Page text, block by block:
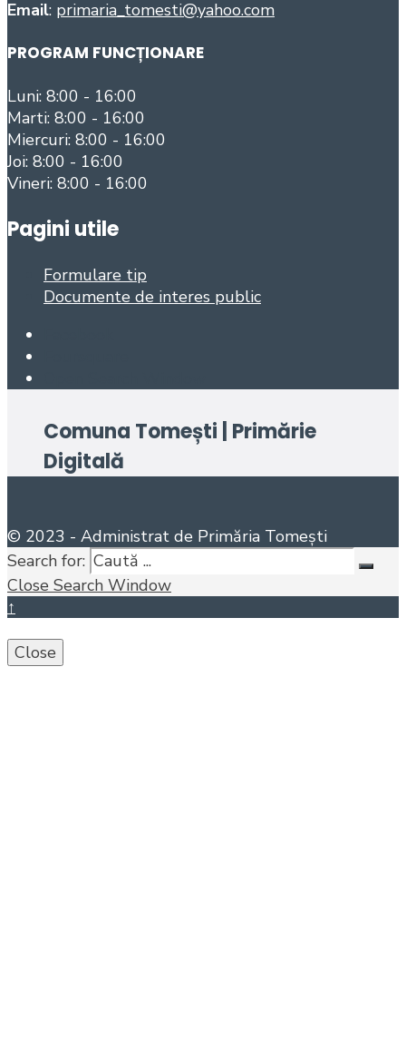
Email: primaria_tomesti@yahoo.com
PROGRAM FUNCȚIONARE
Luni: 8:00 - 16:00
Marti: 8:00 - 16:00
Miercuri: 8:00 - 16:00
Joi: 8:00 - 16:00
Vineri: 8:00 - 16:00
Pagini utile
Formulare tip
Documente de interes public
Comuna Tomești | Primărie
Digitală
© 2023 - Administrat de Primăria Tomești
Search for:
Close Search Window
↑
Close